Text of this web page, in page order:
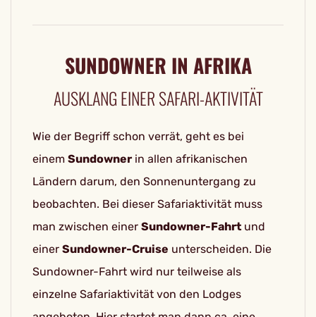
SUNDOWNER IN AFRIKA
AUSKLANG EINER SAFARI-AKTIVITÄT
Wie der Begriff schon verrät, geht es bei
einem Sundowner in allen afrikanischen
Ländern darum, den Sonnenuntergang zu
beobachten. Bei dieser Safariaktivität muss
man zwischen einer Sundowner-Fahrt und
einer Sundowner-Cruise unterscheiden. Die
Sundowner-Fahrt wird nur teilweise als
einzelne Safariaktivität von den Lodges